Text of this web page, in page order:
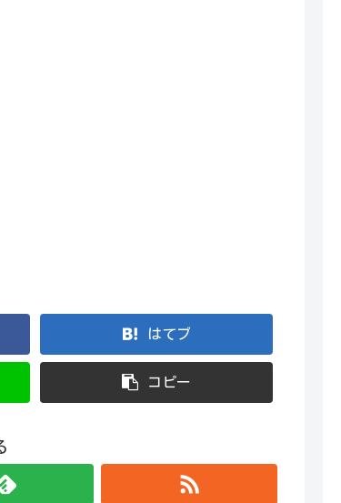
はてブ
コピー